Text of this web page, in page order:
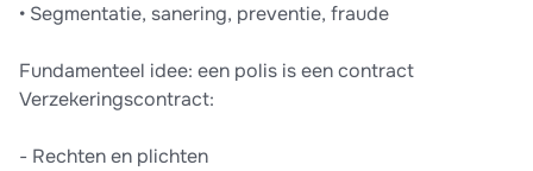
• Segmentatie, sanering, preventie, fraude
Fundamenteel idee: een polis is een contract
Verzekeringscontract:
- Rechten en plichten